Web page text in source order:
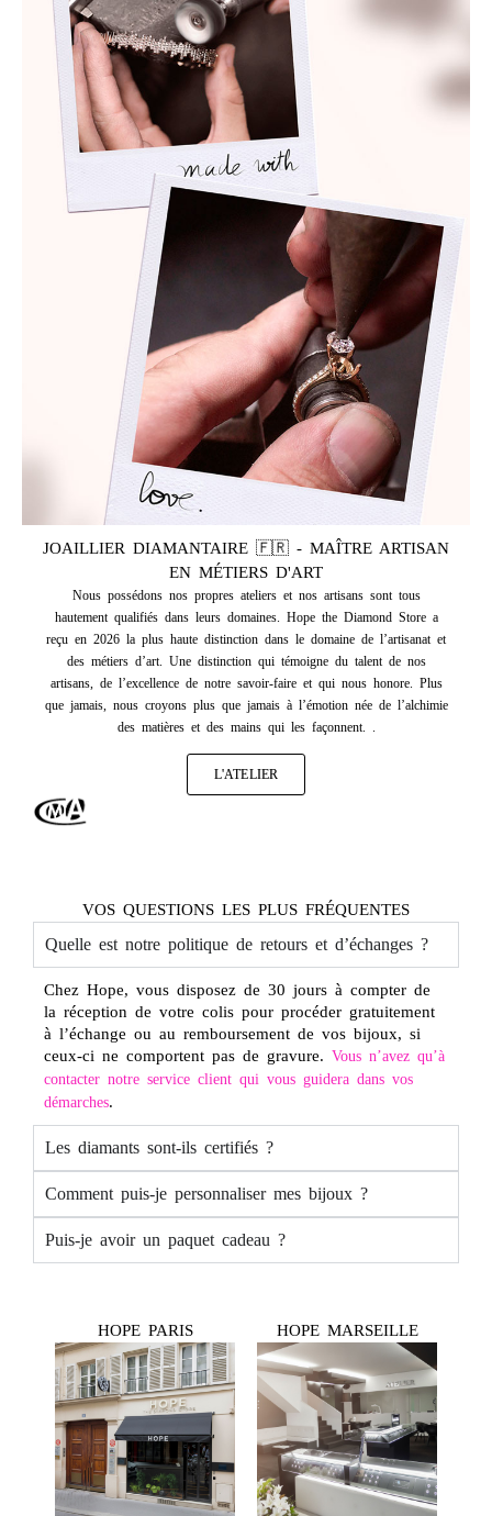
JOAILLIER DIAMANTAIRE 🇫🇷 - MAÎTRE ARTISAN
EN MÉTIERS D'ART
Nous possédons nos propres ateliers et nos artisans sont tous
hautement qualifiés dans leurs domaines. Hope the Diamond Store a
reçu en 2026 la plus haute distinction dans le domaine de l’artisanat et
des métiers d’art. Une distinction qui témoigne du talent de nos
artisans, de l’excellence de notre savoir-faire et qui nous honore. Plus
que jamais, nous croyons plus que jamais à l’émotion née de l’alchimie
des matières et des mains qui les façonnent. .
L'ATELIER
VOS QUESTIONS LES PLUS FRÉQUENTES
Quelle est notre politique de retours et d’échanges ?
Chez Hope, vous disposez de 30 jours à compter de
la réception de votre colis pour procéder gratuitement
à l’échange ou au remboursement de vos bijoux, si
ceux-ci ne comportent pas de gravure. Vous n’avez qu’à
contacter notre service client qui vous guidera dans vos
démarches.
Les diamants sont-ils certifiés ?
Comment puis-je personnaliser mes bijoux ?
Puis-je avoir un paquet cadeau ?
HOPE PARIS HOPE MARSEILLE